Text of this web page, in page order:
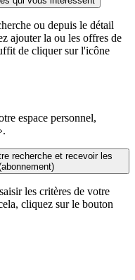
ou depuis le détail
ajouter la ou les offres de
de cliquer sur l'icône
espace personnel,
recherche et recevoir les
les critères de votre
cliquez sur le bouton